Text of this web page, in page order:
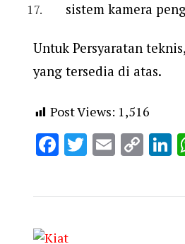
sistem kamera
Untuk Persyaratan
yang tersedia di atas.
Post Views: 1,516
Facebook
Twitter
Email